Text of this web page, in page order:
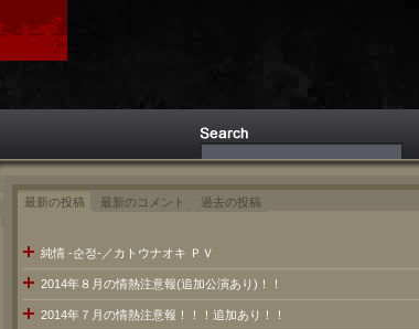
最新の投稿 最新のコメント 過去の投稿
純情 -순정-／カトウナオキ ＰＶ
2014年８月の情熱注意報(追加公演あり)！！
2014年７月の情熱注意報！！！追加あり！！